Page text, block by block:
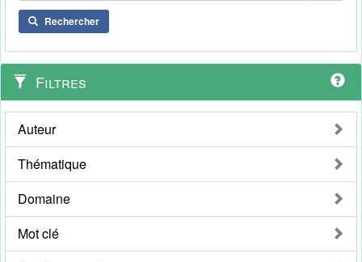
Rechercher
Filtres
Auteur
Thématique
Domaine
Mot clé